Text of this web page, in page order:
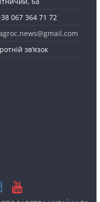
067 364 71 72
зв’язок